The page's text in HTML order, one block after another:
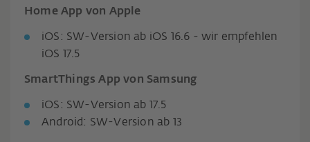
Home App von Apple
iOS: SW-Version ab iOS 16.6 - wir empfehlen
iOS 17.5
SmartThings App von Samsung
iOS: SW-Version ab 17.5
Android: SW-Version ab 13